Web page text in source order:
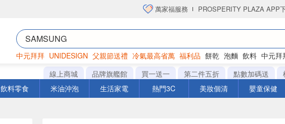
萬家福服務 PROSPERITY PLAZA APP
中元拜拜 UNIDESIGN 父親節送禮 冷氣最高省萬 福利品 餅乾 泡麵 飲料 中元拜
巧克力 罐頭 衛生紙
線上商城 品牌旗艦館 買一送一 第二件五折 點數加碼送
飲料零食 米油沖泡 生活家電 熱門3C 美妝個清 嬰童保健